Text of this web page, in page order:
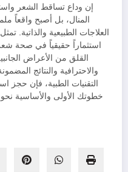
إن وداع تساقط الشعر
المنال، بل أصبح واقعاً
العلاجات الطبيعية والذاتية.
استثماراً حقيقياً في صحة
القلق من الأعراض
والاحترافية والنتائج
التقنيات الطبية، فإن حجز
خطوتك الأولى والأساسية